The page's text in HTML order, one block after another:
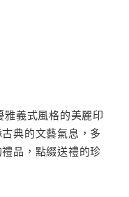
義式風格的美麗印
典的文藝氣息，多
品，點綴送禮的珍